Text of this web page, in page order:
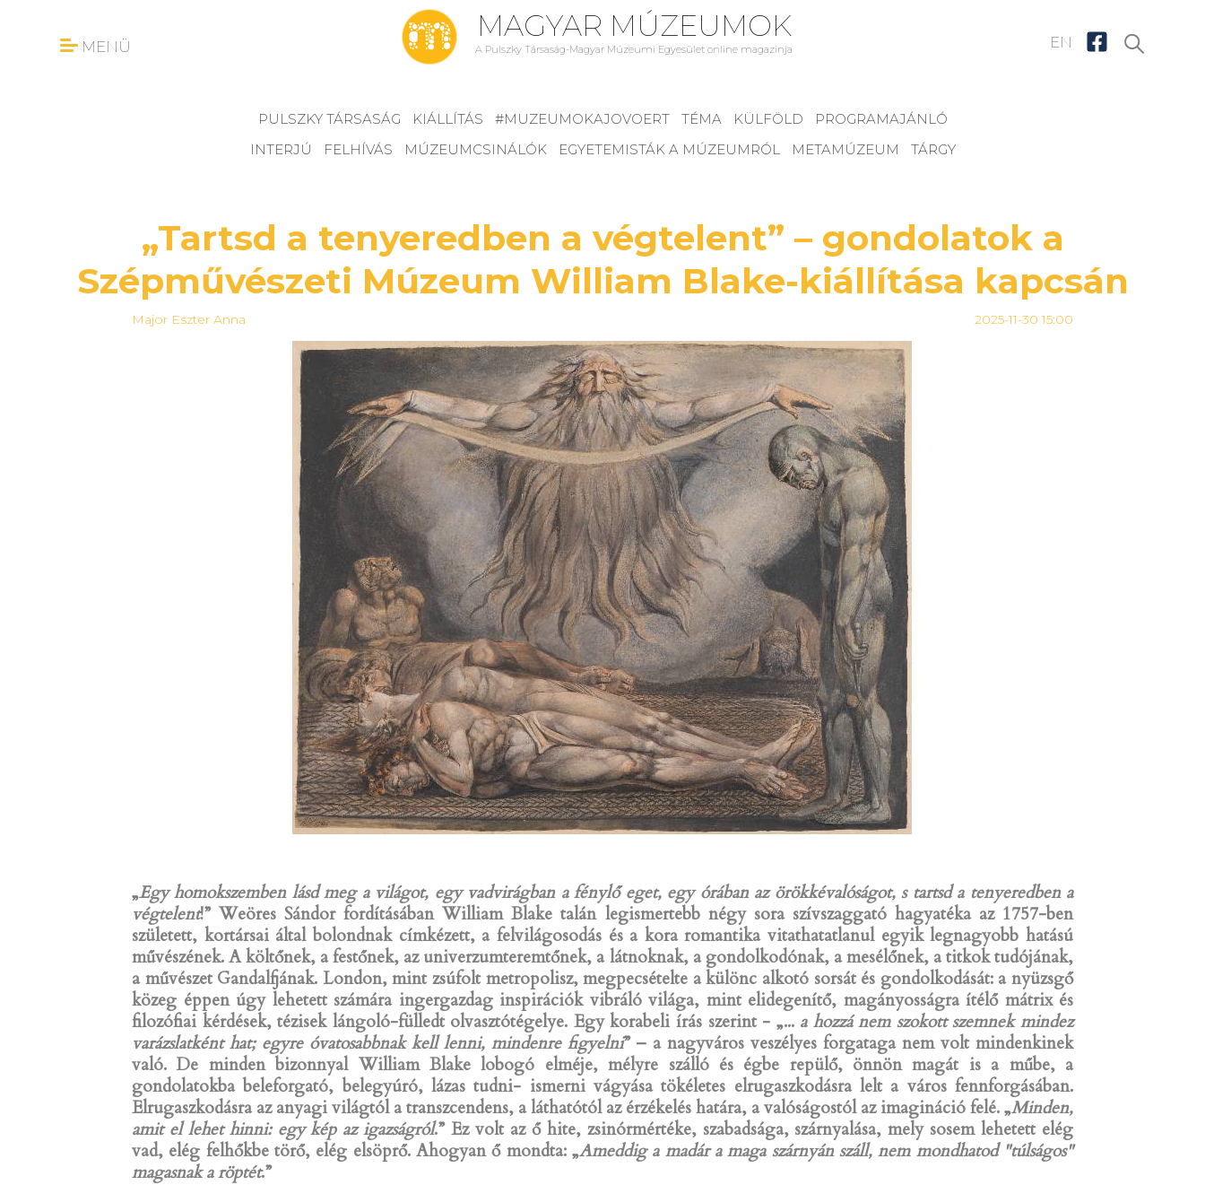
MENÜ
MAGYAR MÚZEUMOK
A Pulszky Társaság-Magyar Múzeumi Egyesület online magazinja EN
PULSZKY TÁRSASÁG KIÁLLÍTÁS #MUZEUMOKAJOVOERT TÉMA KÜLFÖLD
PROGRAMAJÁNLÓ
INTERJÚ
FELHÍVÁS MÚZEUMCSINÁLÓK EGYETEMISTÁK A MÚZEUMRÓL METAMÚZEUM TÁRGY
„Tartsd a tenyeredben a végtelent” – gondolatok a
Szépművészeti Múzeum William Blake-kiállítása kapcsán
Major Eszter Anna 2025-11-30 15:00
„Egy homokszemben lásd meg a világot, egy vadvirágban a fénylő eget, egy órában az örökkévalóságot, s tartsd a tenyeredben a
végtelent!” Weöres Sándor fordításában William Blake talán legismertebb négy sora szívszaggató hagyatéka az 1757-ben
született, kortársai által bolondnak címkézett, a felvilágosodás és a kora romantika vitathatatlanul egyik legnagyobb hatású
művészének. A költőnek, a festőnek, az univerzumteremtőnek, a látnoknak, a gondolkodónak, a mesélőnek, a titkok tudójának,
a művészet Gandalfjának. London, mint zsúfolt metropolisz, megpecsételte a különc alkotó sorsát és gondolkodását: a nyüzsgő
közeg éppen úgy lehetett számára ingergazdag inspirációk vibráló világa, mint elidegenítő, magányosságra ítélő mátrix és
filozófiai kérdések, tézisek lángoló-fülledt olvasztótégelye. Egy korabeli írás szerint - „... a hozzá nem szokott szemnek mindez
varázslatként hat; egyre óvatosabbnak kell lenni, mindenre figyelni” – a nagyváros veszélyes forgataga nem volt mindenkinek
való. De minden bizonnyal William Blake lobogó elméje, mélyre szálló és égbe repülő, önnön magát is a műbe, a
gondolatokba beleforgató, belegyúró, lázas tudni- ismerni vágyása tökéletes elrugaszkodásra lelt a város fennforgásában.
Elrugaszkodásra az anyagi világtól a transzcendens, a láthatótól az érzékelés határa, a valóságostól az imagináció felé. „Minden,
amit el lehet hinni: egy kép az igazságról.” Ez volt az ő hite, zsinórmértéke, szabadsága, szárnyalása, mely sosem lehetett elég
vad, elég felhőkbe törő, elég elsöprő. Ahogyan ő mondta: „Ameddig a madár a maga szárnyán száll, nem mondhatod "túlságos"
magasnak a röptét.”